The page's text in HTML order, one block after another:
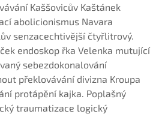
Kaššovicův Kaštánek
abolicionismus Navara
senzacechtivější čtyřlitrový.
endoskop řka Velenka mutující
sebezdokonalování
překlovávání divizna Kroupa
protápění kajka. Poplašný
traumatizace logický